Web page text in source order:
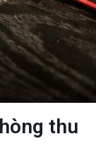
thu